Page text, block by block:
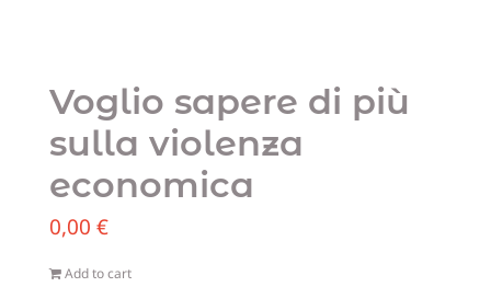
Voglio sapere di più
sulla violenza
economica
0,00 €
Add to cart